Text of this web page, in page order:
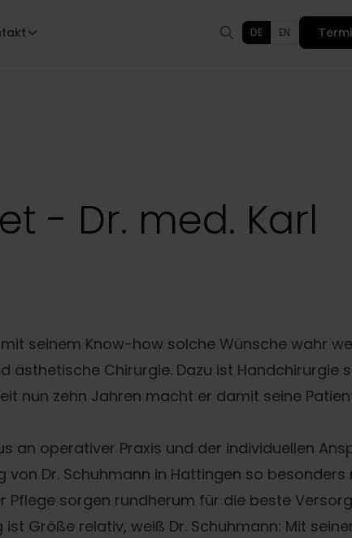
DE EN
- Dr. med. Karl
seinem Know-how solche Wünsche wahr
ästhetische Chirurgie. Dazu ist Handchirurgie
nun zehn Jahren macht er damit seine
an operativer Praxis und der individuellen
Dr. Schuhmann in Hattingen so besonders
sorgen rundherum für die beste
Größe relativ, weiß Dr. Schuhmann: Mit